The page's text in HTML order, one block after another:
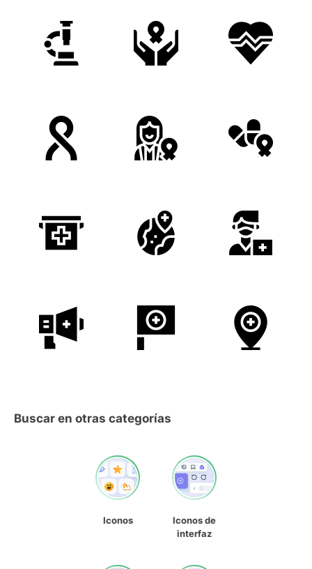
Buscar en otras categorías
Iconos
Iconos de
interfaz